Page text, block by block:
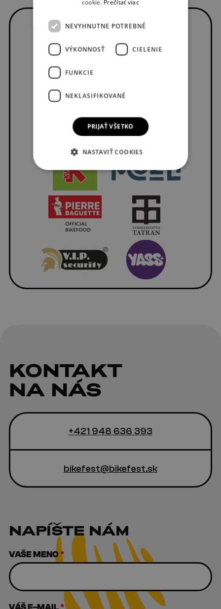
KONTAKT
NA NÁS
+421 948 636 393
bikefest@bikefest.sk
NAPÍŠTE NÁM
VAŠE MENO*
cookie. Prečítať viac
NEVYHNUTNE POTREBNÉ
VÝKONNOSŤ CIELENIE
FUNKCIE
NEKLASIFIKOVANÉ
PRIJAŤ VŠETKO
NASTAVIŤ COOKIES